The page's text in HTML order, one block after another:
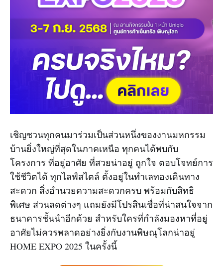
เชิญชวนทุกคนมาร่วมเป็นส่วนหนึ่งของงานมหกรรม
บ้านยิ่งใหญ่ที่สุดในภาคเหนือ ทุกคนได้พบกับ
โครงการ ที่อยู่อาศัย ที่สวยน่าอยู่ ถูกใจ ตอบโจทย์การ
ใช้ชีวิตได้ ทุกไลฟ์สไตล์ ตั้งอยู่ในทำเลทองเดินทาง
สะดวก สิ่งอำนวยความสะดวกครบ พร้อมกับสิทธิ
พิเศษ ส่วนลดต่างๆ แถมยังมีโปรสินเชื่อที่น่าสนใจจาก
ธนาคารชั้นนำอีกด้วย สำหรับใครที่กำลังมองหาที่อยู่
อาศัยไม่ควรพลาดอย่างยิ่งกับงานพิษณุโลกน่าอยู่
HOME EXPO 2025 ในครั้งนี้